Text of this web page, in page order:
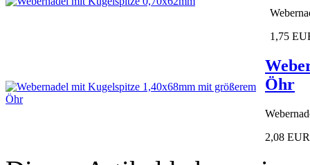
1,75
Öhr
2,08 EUR